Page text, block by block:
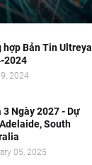
hợp Bản Tin Ultreya
2024
2024
3 Ngày 2027 - Dự
South
05, 2025